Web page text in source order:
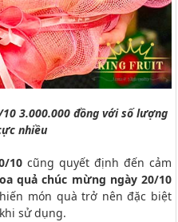
3.000.000 đồng với số lượng
nhiều
10cũng quyết định đến cảm
quả chúc mừng ngày 20/10
món quà trở nên đặc biệt
sử dụng.